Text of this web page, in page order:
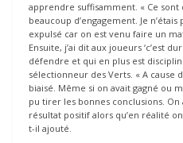
apprendre suffisamment. « Ce
beaucoup d’engagement. Je
expulsé car on est venu faire un
Ensuite, j’ai dit aux joueurs ‘c’est
défendre et qui en plus est
sélectionneur des Verts. « A cause
biaisé. Même si on avait gagné ou
pu tirer les bonnes conclusions. On
résultat positif alors qu’en réalité
t-il ajouté.